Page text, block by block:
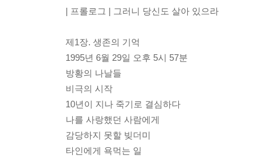
| 프롤로그 | 그러니 당신도 살아 있으라
제1장. 생존의 기억
1995년 6월 29일 오후 5시 57분
방황의 나날들
비극의 시작
10년이 지나 죽기로 결심하다
나를 사랑했던 사람에게
감당하지 못할 빚더미
타인에게 욕먹는 일